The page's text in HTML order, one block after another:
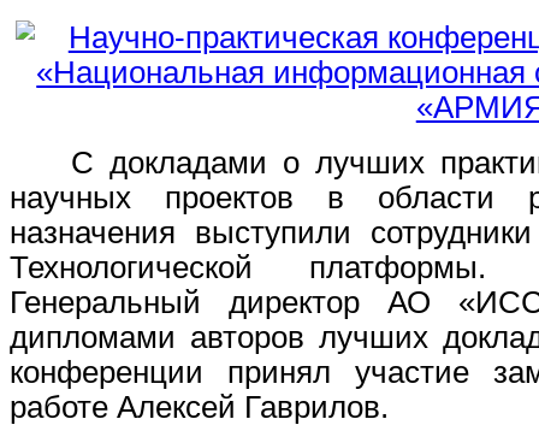
С докладами о лучших
научных проектов в области
назначения выступили
Технологической
Генеральный директор АО
дипломами авторов лучших
конференции принял участие
работе Алексей Гаврилов.